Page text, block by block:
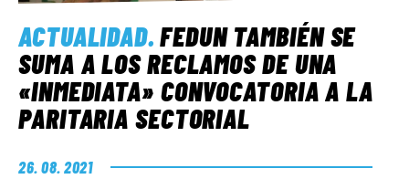
ACTUALIDAD.FEDUN TAMBIÉN SE
SUMA A LOS RECLAMOS DE UNA
«INMEDIATA» CONVOCATORIA A LA
PARITARIA SECTORIAL
26. 08. 2021